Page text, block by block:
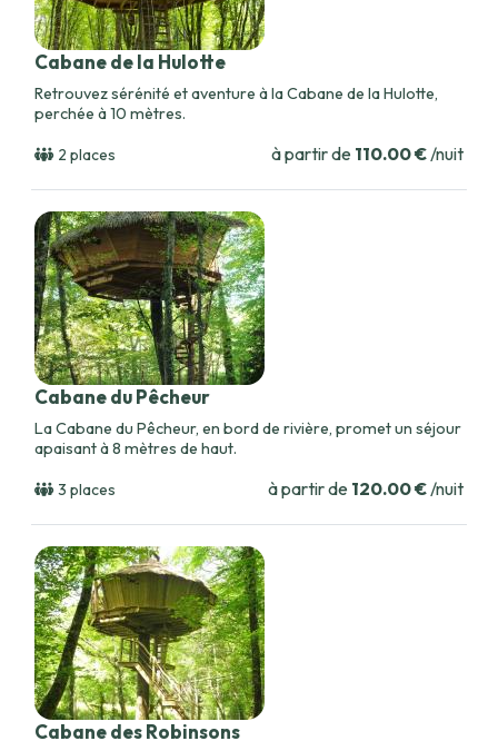
Cabane de la Hulotte
Retrouvez sérénité et aventure à la Cabane de la Hulotte,
perchée à 10 mètres.
2 places à partir de 110.00 €/nuit
Cabane du Pêcheur
La Cabane du Pêcheur, en bord de rivière, promet un séjour
apaisant à 8 mètres de haut.
3 places à partir de 120.00 €/nuit
Cabane des Robinsons